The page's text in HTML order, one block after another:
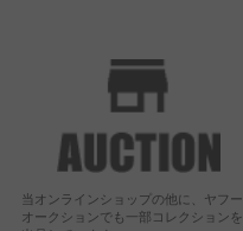
当オンラインショップの他に、ヤフー
オークションでも一部コレクションを